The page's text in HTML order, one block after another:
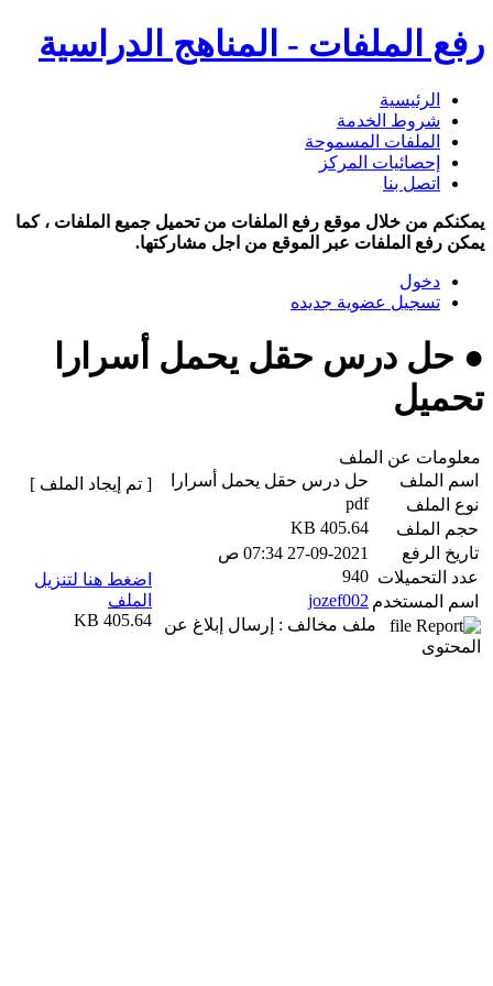
رفع الملفات - المناهج الدراسية
الرئيسية
شروط الخدمة
الملفات المسموحة
إحصائيات المركز
اتصل بنا
يمكنكم من خلال موقع رفع الملفات من تحميل جميع الملفات ، كما
يمكن رفع الملفات عبر الموقع من اجل مشاركتها.
دخول
تسجيل عضوية جديده
● حل درس حقل يحمل أسرارا
تحميل
معلومات عن الملف
اسم الملف
حل درس حقل يحمل أسرارا
نوع الملف
pdf
حجم الملف
405.64 KB
تاريخ الرفع
27-09-2021 07:34 ص
عدد التحميلات 940
اسم المستخدم jozef002
ملف مخالف : إرسال إبلاغ عن
المحتوى
[ تم إيجاد الملف ]
اضغط هنا لتنزيل
الملف
405.64 KB